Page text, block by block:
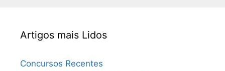
Artigos mais Lidos
Concursos Recentes